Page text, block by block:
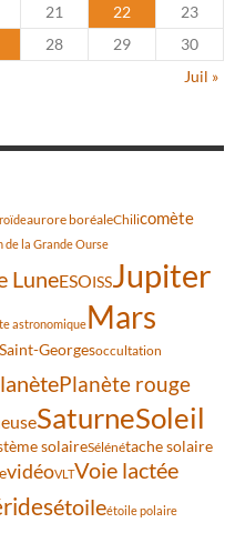
21 22
23
28 29
30
Juil »
aurore boréaleChilicomète
la Grande Ourse
LuneESOISSJupiter
astronomiqueMars
Georgesoccultation
Planète rouge
SaturneSoleil
solaireSélénétache solaire
vidéoVLTVoie lactée
étoileétoile polaire